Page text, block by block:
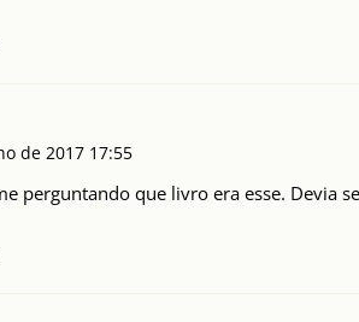
de 2017 17:55
perguntando que livro era esse. Devia